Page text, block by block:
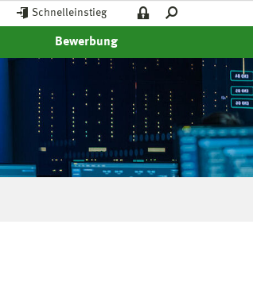
Schnelleinstieg
Bewerbung